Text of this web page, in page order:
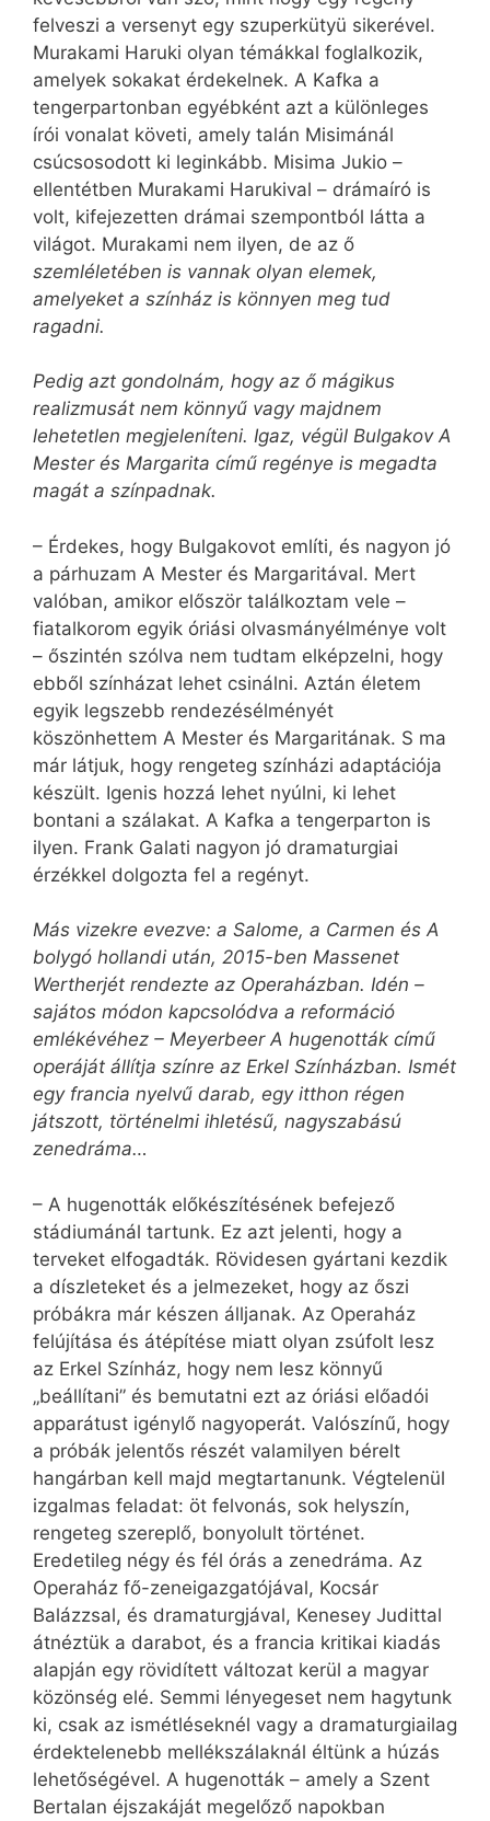
felveszi a versenyt egy szuperkütyü sikerével.
Murakami Haruki olyan témákkal foglalkozik,
amelyek sokakat érdekelnek. A Kafka a
tengerpartonban egyébként azt a különleges
írói vonalat követi, amely talán Misimánál
csúcsosodott ki leginkább. Misima Jukio –
ellentétben Mura­kami Harukival – drámaíró is
volt, kifejezetten drámai szempontból látta a
világot. Murakami nem ilyen, de az ő
szemléletében is vannak olyan elemek,
amelyeket a színház is könnyen meg tud
ragadni.
Pedig azt gondolnám, hogy az ő mágikus
realizmusát nem könnyű vagy majdnem
lehetetlen megjeleníteni. Igaz, végül Bulgakov A
Mester és Margarita című regénye is megadta
magát a színpadnak.
– Érdekes, hogy Bulgakovot említi, és nagyon jó
a párhuzam A Mester és Margaritával. Mert
valóban, amikor először találkoztam vele –
fiatalkorom egyik óriási olvasmányélménye volt
– őszintén szólva nem tudtam elképzelni, hogy
ebből színházat lehet csinálni. Aztán életem
egyik legszebb rendezésélményét
köszönhettem A Mester és Margaritának. S ma
már látjuk, hogy rengeteg színházi adaptációja
készült. Igenis hozzá lehet nyúlni, ki lehet
bontani a szálakat. A Kafka a tengerparton is
ilyen. Frank Galati nagyon jó dramaturgiai
érzékkel dolgozta fel a regényt.
Más vizekre evezve: a Salome, a Carmen és A
bolygó hollandi után, 2015-ben Massenet
Wertherjét rendezte az Operaházban. Idén –
sajátos módon kapcsolódva a reformáció
emlékévéhez – Meyerbeer A hugenották című
operáját állítja színre az Erkel Színházban. Ismét
egy francia nyelvű darab, egy itthon régen
játszott, történelmi ihletésű, nagyszabású
zenedráma…
– A hugenották előkészítésének befejező
stádiumánál tartunk. Ez azt jelenti, hogy a
terveket elfogadták. Rövidesen gyártani kezdik
a díszleteket és a jelmezeket, hogy az őszi
próbákra már készen álljanak. Az Operaház
felújítása és átépítése miatt olyan zsúfolt lesz
az Erkel Színház, hogy nem lesz könnyű
„beállítani” és bemutatni ezt az óriási előadói
apparátust igénylő nagyoperát. Valószínű, hogy
a próbák jelentős részét valamilyen bérelt
hangárban kell majd megtartanunk. Végtelenül
izgalmas feladat: öt felvonás, sok helyszín,
rengeteg szereplő, bonyolult történet.
Eredetileg négy és fél órás a zenedráma. Az
Operaház fő-zeneigazgatójával, Kocsár
Balázzsal, és dramaturgjával, Kenesey Judittal
átnéztük a darabot, és a francia kritikai kiadás
alapján egy rövidített változat kerül a magyar
közönség elé. Semmi lényegeset nem hagytunk
ki, csak az ismétléseknél vagy a dramaturgiailag
érdektelenebb mellékszálaknál éltünk a húzás
lehetőségével. A hugenották – amely a Szent
Bertalan éjszakáját megelőző napokban